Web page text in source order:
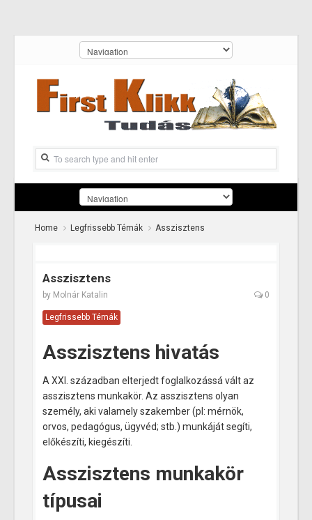
Home Legfrissebb Témák Asszisztens
Asszisztens
by Molnár Katalin 0
Legfrissebb Témák
Asszisztens hivatás
A XXI. században elterjedt foglalkozássá vált az
asszisztens munkakör. Az asszisztens olyan
személy, aki valamely szakember (pl: mérnök,
orvos, pedagógus, ügyvéd; stb.) munkáját segíti,
előkészíti, kiegészíti.
Asszisztens munkakör
típusai